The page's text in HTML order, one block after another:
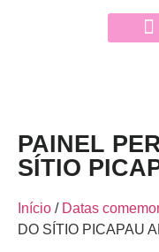
PAINEL
SÍTIO
Início / Datas
DO SÍTIO PICAPAU